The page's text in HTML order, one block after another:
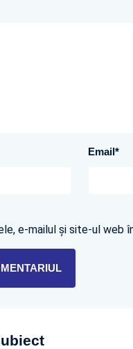
Email*
e-mailul și site-ul web